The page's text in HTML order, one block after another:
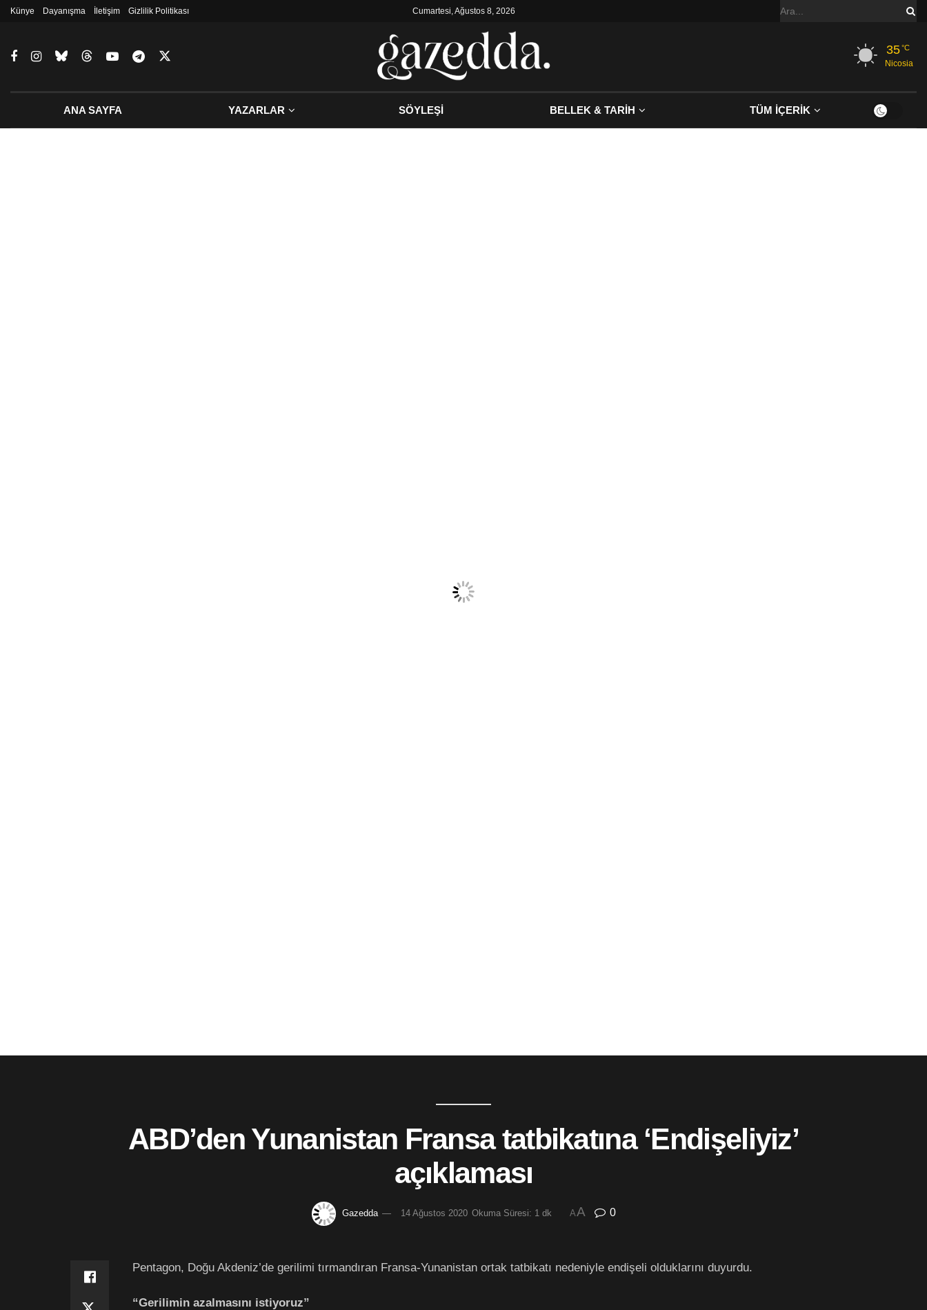
Künye Dayanışma İletişim Gizlilik Politikası Cumartesi, Ağustos 8, 2026
35°C
Nicosia
ANA SAYFA YAZARLAR SÖYLEŞİ BELLEK & TARİH TÜM İÇERİK
ABD’den Yunanistan Fransa tatbikatına ‘Endişeliyiz’
açıklaması
Gazedda 14 Ağustos 2020 Okuma Süresi: 1 dk AA 0
Pentagon, Doğu Akdeniz’de gerilimi tırmandıran Fransa-Yunanistan ortak tatbikatı nedeniyle endişeli olduklarını duyurdu.
“Gerilimin azalmasını istiyoruz”